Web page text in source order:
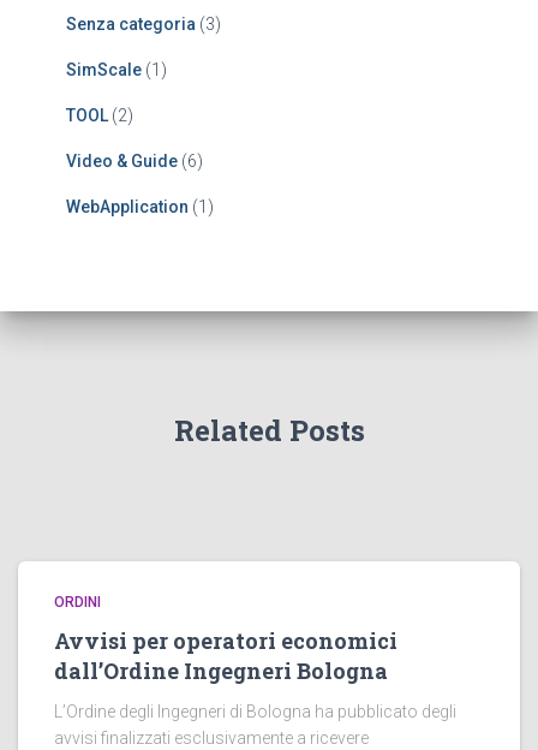
Senza categoria (3)
SimScale (1)
TOOL (2)
Video & Guide (6)
WebApplication (1)
Related Posts
ORDINI
Avvisi per operatori economici
dall’Ordine Ingegneri Bologna
L’Ordine degli Ingegneri di Bologna ha pubblicato degli
avvisi finalizzati esclusivamente a ricevere